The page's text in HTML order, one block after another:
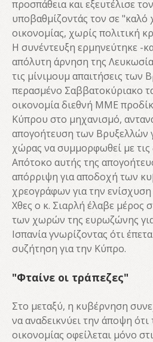
προσπάθεια και εξευτέλισε
υποβαθμίζοντάς τον σε "καλό
οικονομίας, χωρίς πολιτική
Η συνέντευξη ερμηνεύτηκε -
απόλυτη άρνηση της
τις μίνιμουμ απαιτήσεις των
περασμένο Σαββατοκύριακο
οικονομία διεθνή ΜΜΕ
Κύπρου στο μηχανισμό,
απογοήτευση των Βρυξελλών
χώρας να συμμορφωθεί με τις
Απότοκο αυτής της
απόρριψη για αποδοχή των
χρεογράφων για την
Χθες ο κ. Σιαρλή έλαβε μέρος
των χωρών της ευρωζώνης
Ισπανία γνωρίζοντας ότι
συζήτηση για την Κύπρο.
"Φταίνε οι τράπεζες"
Στο μεταξύ, η κυβέρνηση
να αναδεικνύει την άποψη
οικονομίας οφείλεται μόνο